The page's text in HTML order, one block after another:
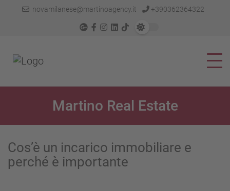
novamilanese@martinoagency.it +390362364322
Martino Real Estate
Cos’è un incarico immobiliare e
perché è importante